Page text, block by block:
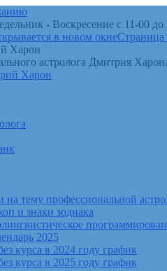
- Воскресение с 11-00 до
в новом окнеСтраница
Харон
астролога Дмитрия
на тему профессиональной
и знаки зодиака
2025
курса в 2024 году график
курса в 2025 году график